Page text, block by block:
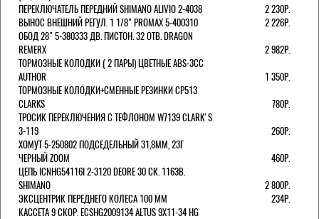
ПЕРЕКЛЮЧАТЕЛЬ ПЕРЕДНИЙ SHIMANO ALIVIO 2-4038
2 230Р.
ВЫНОС ВНЕШНИЙ РЕГУЛ. 1 1/8" PROMAX 5-400310
2 226Р.
ОБОД 28" 5-380333 ДВ. ПИСТОН. 32 ОТВ. DRAGON
REMERX
2 982Р.
ТОРМОЗНЫЕ КОЛОДКИ ( 2 ПАРЫ) ЦВЕТНЫЕ ABS-3CC
AUTHOR
1 350Р.
ТОРМОЗНЫЕ КОЛОДКИ+СМЕННЫЕ РЕЗИНКИ CP513
CLARKS
780Р.
ТРОСИК ПЕРЕКЛЮЧЕНИЯ С ТЕФЛОНОМ W7139 СLARK'S
3-119
260Р.
ХОМУТ 5-250802 ПОДСЕДЕЛЬНЫЙ 31,8ММ, 23Г
ЧЕРНЫЙ ZOOM
460Р.
ЦЕПЬ ICNHG54116I 2-3120 DEORE 30 СК. 116ЗВ.
SHIMANO
2 800Р.
ЭКСЦЕНТРИК ПЕРЕДНЕГО КОЛЕСА 100 ММ
234Р.
КАССЕТА 9 СКОР. ECSHG2009134 ALTUS 9Х11-34 HG